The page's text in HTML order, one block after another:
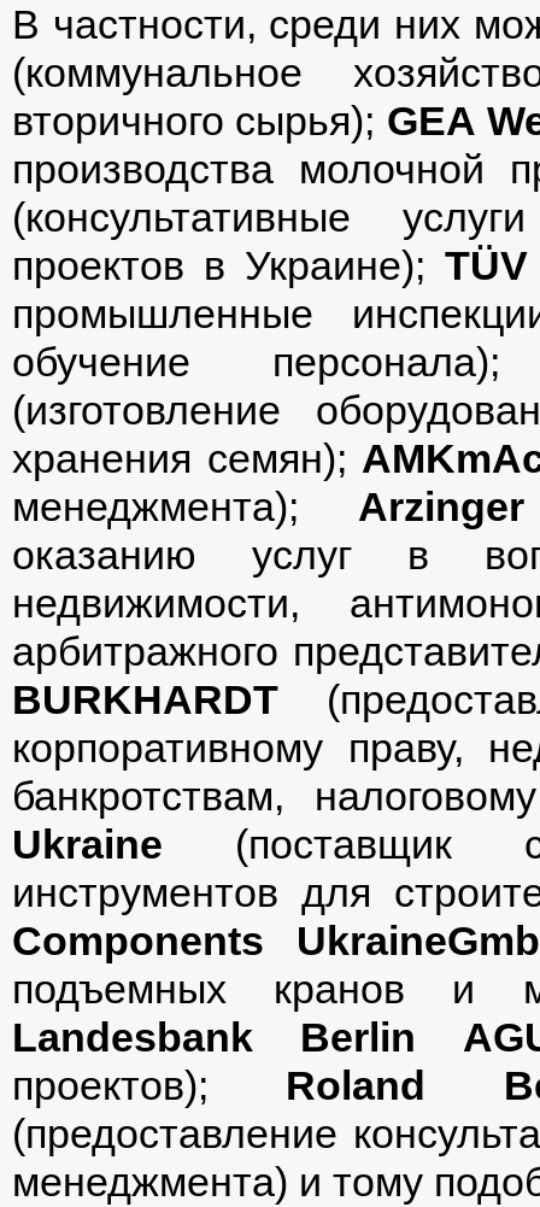
В частности, среди них
(коммунальное
вторичного сырья); GEA
производства молочной
(консультативные
проектов в Украине);
промышленные
обучение
(изготовление
хранения семян); AMKm
менеджмента); Arzinger
оказанию услуг в
недвижимости,
арбитражного
BURKHARDT
корпоративному праву,
банкротствам,
Ukraine (поставщик
инструментов для
Components
Ukraine
подъемных кранов и
Landesbank
Berlin AG
проектов); Roland
(предоставление
менеджмента) и тому